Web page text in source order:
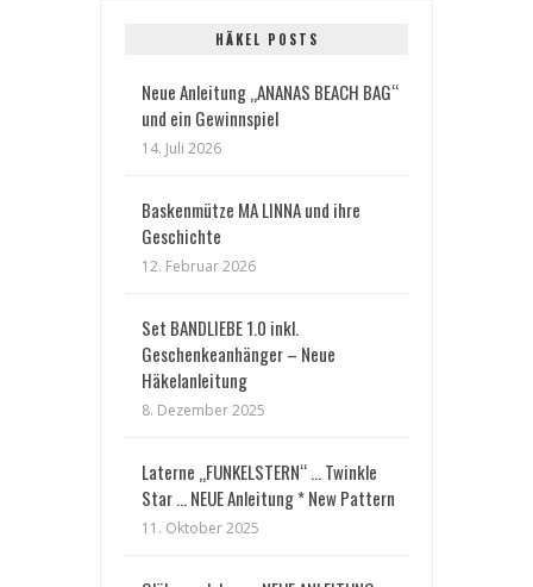
HÄKEL POSTS
Neue Anleitung „ANANAS BEACH BAG“
und ein Gewinnspiel
14. Juli 2026
Baskenmütze MA LINNA und ihre
Geschichte
12. Februar 2026
Set BANDLIEBE 1.0 inkl.
Geschenkeanhänger – Neue
Häkelanleitung
8. Dezember 2025
Laterne „FUNKELSTERN“ … Twinkle
Star … NEUE Anleitung * New Pattern
11. Oktober 2025